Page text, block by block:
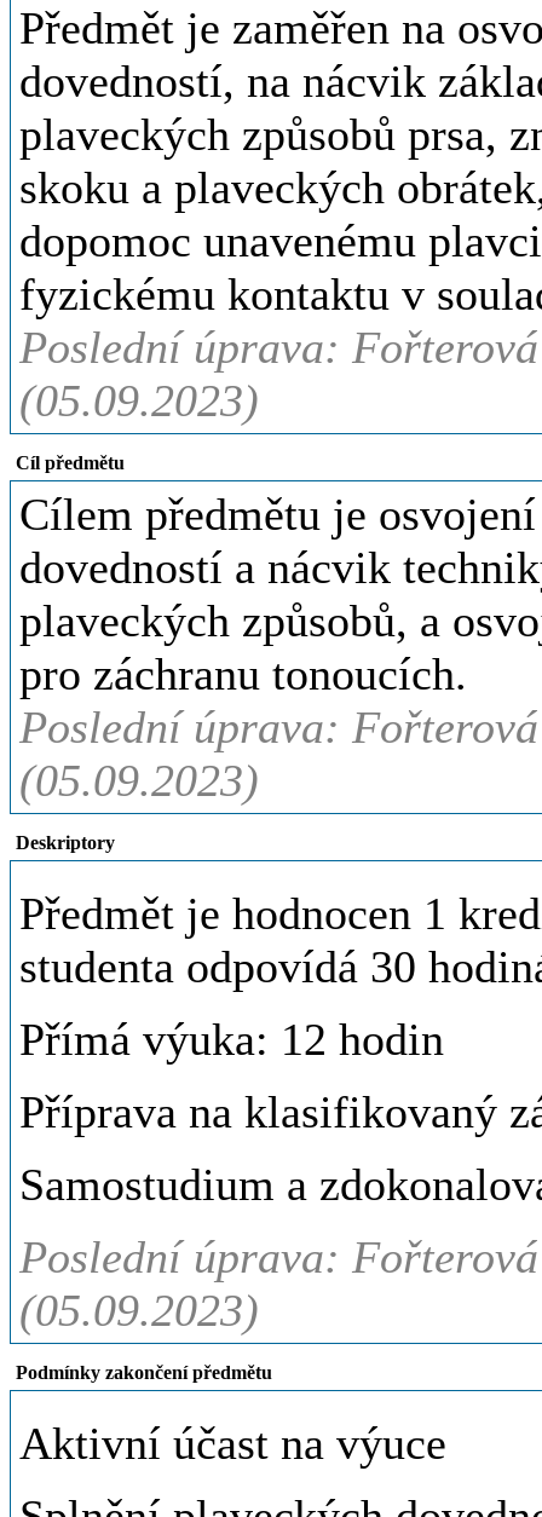
Předmět je zaměřen na
dovedností, na nácvik
plaveckých způsobů prsa,
skoku a plaveckých
dopomoc unavenému
fyzickému kontaktu v
Poslední úprava:
(05.09.2023)
Cíl předmětu
Cílem předmětu je
dovedností a nácvik
plaveckých způsobů, a
pro záchranu tonoucích.
Poslední úprava:
(05.09.2023)
Deskriptory
Předmět je hodnocen 1
studenta odpovídá 30
Přímá výuka: 12 hodin
Příprava na klasifikovaný
Samostudium a
Poslední úprava:
(05.09.2023)
Podmínky zakončení předmětu
Aktivní účast na výuce